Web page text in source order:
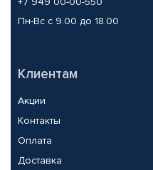
Пн-Вс с 9.00 до 18.00
Клиентам
Акции
Контакты
Оплата
Доставка